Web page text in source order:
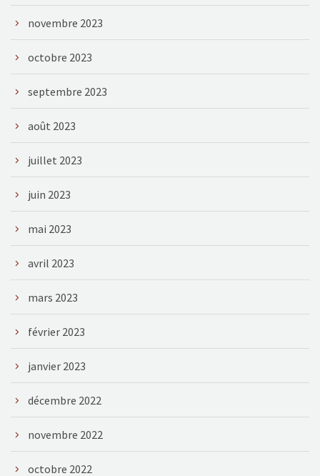
novembre 2023
octobre 2023
septembre 2023
août 2023
juillet 2023
juin 2023
mai 2023
avril 2023
mars 2023
février 2023
janvier 2023
décembre 2022
novembre 2022
octobre 2022